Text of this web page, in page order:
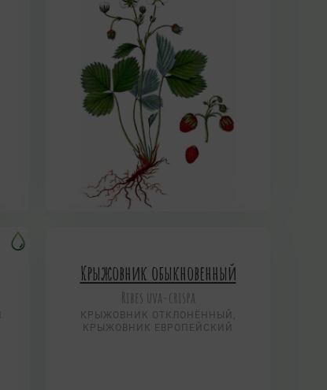
Крыжовник обыкновенный
Ribes uva-crispa
КРЫЖОВНИК ОТКЛОНЁННЫЙ,
КРЫЖОВНИК ЕВРОПЕЙСКИЙ